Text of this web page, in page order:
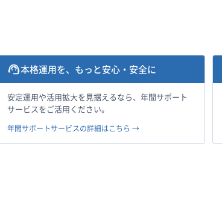
support_agent本格運用を、もっと安心・安全に
安定運用や活用拡大を見据えるなら、年間サポート
サービスをご活用ください。
年間サポートサービスの詳細はこちら →